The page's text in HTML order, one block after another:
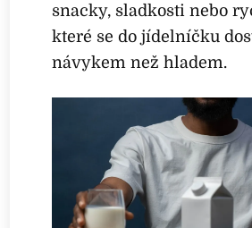
snacky, sladkosti nebo
které se do jídelníčku
návykem než hladem.